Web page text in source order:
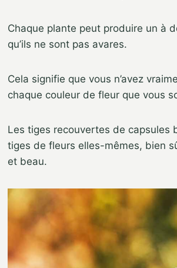
Chaque plante peut produire un à
qu’ils ne sont pas avares.
Cela signifie que vous n’avez
chaque couleur de fleur que vous
Les tiges recouvertes de capsules
tiges de fleurs elles-mêmes, bien
et beau.